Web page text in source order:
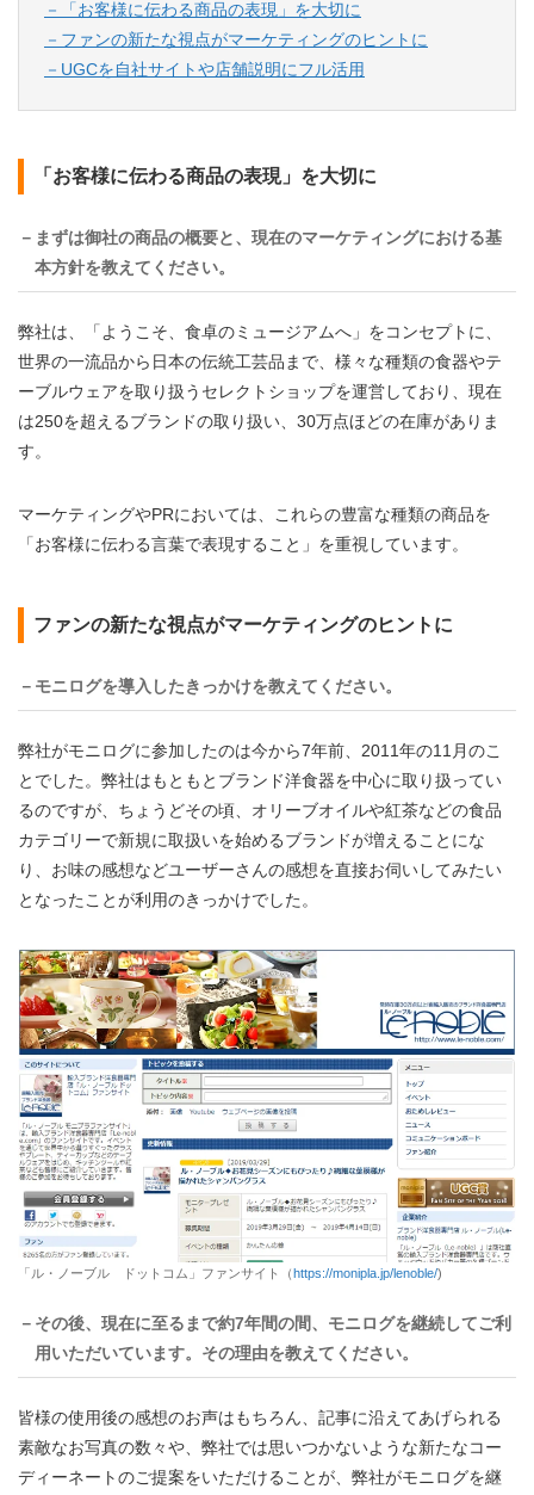
－「お客様に伝わる商品の表現」を大切に
－ファンの新たな視点がマーケティングのヒントに
－UGCを自社サイトや店舗説明にフル活用
「お客様に伝わる商品の表現」を大切に
－まずは御社の商品の概要と、現在のマーケティングにおける基
本方針を教えてください。
弊社は、「ようこそ、食卓のミュージアムへ」をコンセプトに、
世界の一流品から日本の伝統工芸品まで、様々な種類の食器やテ
ーブルウェアを取り扱うセレクトショップを運営しており、現在
は250を超えるブランドの取り扱い、30万点ほどの在庫がありま
す。
マーケティングやPRにおいては、これらの豊富な種類の商品を
「お客様に伝わる言葉で表現すること」を重視しています。
ファンの新たな視点がマーケティングのヒントに
－モニログを導入したきっかけを教えてください。
弊社がモニログに参加したのは今から7年前、2011年の11月のこ
とでした。弊社はもともとブランド洋食器を中心に取り扱ってい
るのですが、ちょうどその頃、オリーブオイルや紅茶などの食品
カテゴリーで新規に取扱いを始めるブランドが増えることにな
り、お味の感想などユーザーさんの感想を直接お伺いしてみたい
となったことが利用のきっかけでした。
「ル・ノーブル ドットコム」ファンサイト（https://monipla.jp/lenoble/)
－その後、現在に至るまで約7年間の間、モニログを継続してご利
用いただいています。その理由を教えてください。
皆様の使用後の感想のお声はもちろん、記事に沿えてあげられる
素敵なお写真の数々や、弊社では思いつかないような新たなコー
ディーネートのご提案をいただけることが、弊社がモニログを継